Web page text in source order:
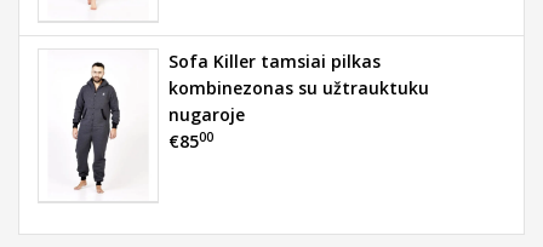
Sofa Killer tamsiai pilkas
kombinezonas su užtrauktuku
nugaroje
€8500